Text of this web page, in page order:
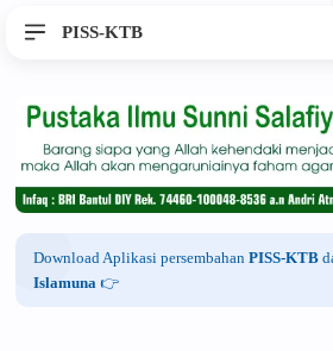
PISS-KTB
Download Aplikasi persembahan PISS-KTB
Islamuna 👉